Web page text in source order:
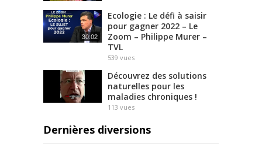
30:02
Ecologie : Le défi à saisir
pour gagner 2022 – Le
Zoom – Philippe Murer –
TVL
539 vues
Découvrez des solutions
naturelles pour les
maladies chroniques !
113 vues
Dernières diversions